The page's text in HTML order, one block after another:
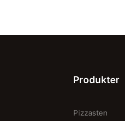
Produkter
Pizzasten